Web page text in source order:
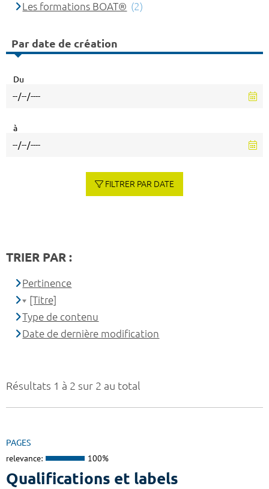
Résultats 1 à 2 sur 2 au total
PAGES
relevance: 100%
Qualifications et labels
Les formations BOAT® (2)
Par date de création
Du
à
FILTRER PAR DATE
TRIER PAR :
Pertinence
[Titre]
Type de contenu
Date de dernière modification